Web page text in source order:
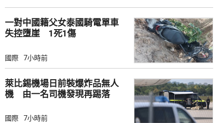
一對中國籍父女泰國騎電單車
失控墮崖 1死1傷
國際 7小時前
萊比錫機場日前裝爆炸品無人
機 由一名司機發現再踢落
國際 7小時前